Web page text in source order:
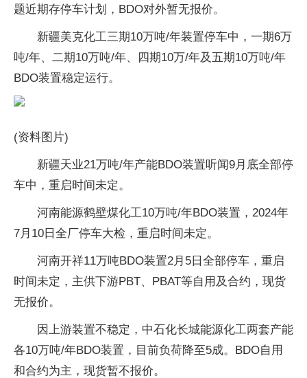
题近期存停车计划，BDO对外暂无报价。
新疆美克化工三期10万吨/年装置停车中，一期6万
吨/年、二期10万吨/年、四期10万/年及五期10万吨/年
BDO装置稳定运行。
(资料图片)
新疆天业21万吨/年产能BDO装置听闻9月底全部停
车中，重启时间未定。
河南能源鹤壁煤化工10万吨/年BDO装置，2024年
7月10日全厂停车大检，重启时间未定。
河南开祥11万吨BDO装置2月5日全部停车，重启
时间未定，主供下游PBT、PBAT等自用及合约，现货
无报价。
因上游装置不稳定，中石化长城能源化工两套产能
各10万吨/年BDO装置，目前负荷降至5成。BDO自用
和合约为主，现货暂不报价。